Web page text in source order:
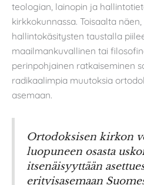
teologian, lainopin ja
kirkkokunnassa. Toisaalta
hallintokäsitysten taustalla
maailmankuvallinen tai
perinpohjainen ratkaiseminen
radikaalimpia muutoksia
asemaan.
Ortodoksisen kirkon
luopuneen osasta
itsenäisyyttään
erityisasemaan